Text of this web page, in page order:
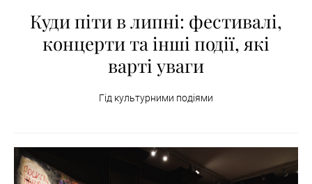
Куди піти в липні: фестивалі,
концерти та інші події, які
варті уваги
Гід культурними подіями